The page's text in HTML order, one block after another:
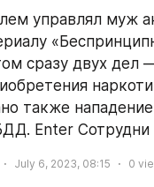
управлял муж
сразу двух дел
также
Enter Сотрудни
July 6, 2023, 08:15 0